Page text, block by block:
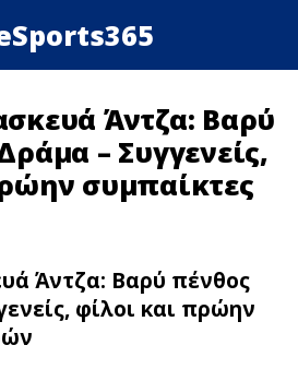
Άντζα: Βαρύ
– Συγγενείς,
συμπαίκτες
Άντζα: Βαρύ πένθος
φίλοι και πρώην